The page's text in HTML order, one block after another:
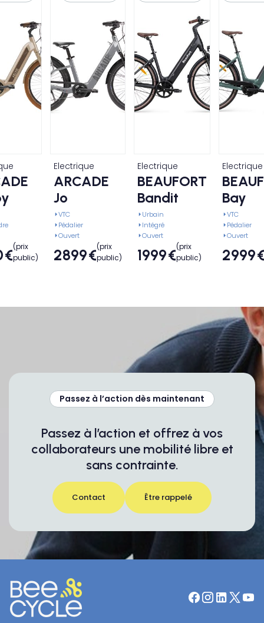
€(prix
public)
Electrique
ARCADE
Jo
VTC
Pédalier
Ouvert
2899€(prix
public)
Electrique
BEAUFORT
Bandit
Urbain
Intégré
Ouvert
1999€(prix
public)
Electrique
Bay
VTC
Pédalier
Ouvert
2999
Passez à l’action dès maintenant
Passez à l’action et offrez à vos
collaborateurs une mobilité libre et
sans contrainte.
Contact Être rappelé